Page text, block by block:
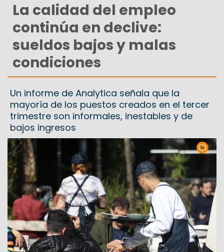
La calidad del empleo
continúa en declive:
sueldos bajos y malas
condiciones
Un informe de Analytica señala que la
mayoría de los puestos creados en el tercer
trimestre son informales, inestables y de
bajos ingresos